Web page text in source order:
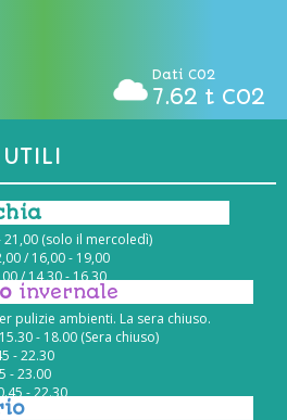
Dati CO2
7.62 t CO2
21,00 (solo il mercoledì)
/ 16,00 - 19,00
/ 14,30 - 16,30
invernale
pulizie ambienti. La sera chiuso.
- 18.00 (Sera chiuso)
- 22.30
- 23.00
- 22.30